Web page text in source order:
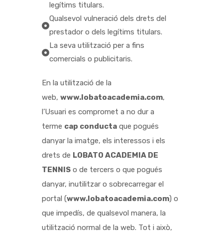
legítims titulars.
Qualsevol vulneració dels drets del
prestador o dels legítims titulars.
La seva utilització per a fins
comercials o publicitaris.
En la utilització de la
web, www.lobatoacademia.com,
l’Usuari es compromet a no dur a
terme cap conducta que pogués
danyar la imatge, els interessos i els
drets de LOBATO ACADEMIA DE
TENNIS o de tercers o que pogués
danyar, inutilitzar o sobrecarregar el
portal (www.lobatoacademia.com) o
que impedís, de qualsevol manera, la
utilització normal de la web. Tot i això,